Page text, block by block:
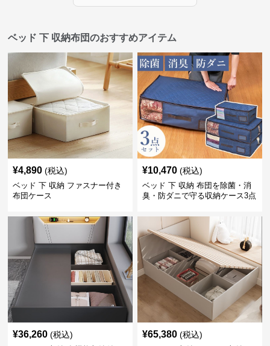
ベッド 下 収納布団のおすすめアイテム
¥4,890 (税込)
ベッド 下 収納 ファスナー付き
布団ケース
¥10,470 (税込)
ベッド 下 収納 布団を除菌・消
臭・防ダニで守る収納ケース3点
¥36,260 (税込) ¥65,380 (税込)